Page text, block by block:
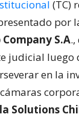
(TC)
por
Company S.A
judicial luego
en la
Solutions